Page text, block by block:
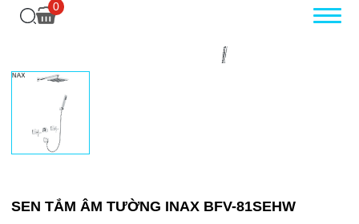
0
SEN TẮM ÂM TƯỜNG INAX BFV-81SEHW